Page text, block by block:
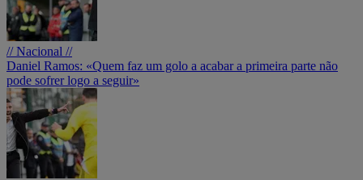
// Nacional //
Daniel Ramos: «Quem faz um golo a acabar a primeira parte não
pode sofrer logo a seguir»